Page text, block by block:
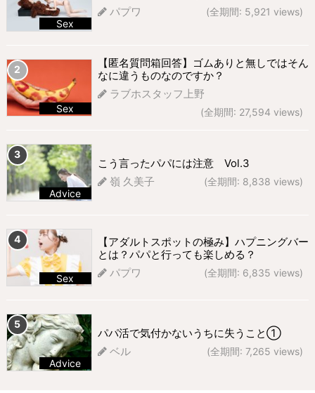
Sex
パプワ
(全期間: 5,921 views)
Sex
【匿名質問箱回答】ゴムありと無しではそん
なに違うものなのですか？
ラブホスタッフ上野
(全期間: 27,594 views)
Advice
こう言ったパパには注意 Vol.3
嶺 久美子
(全期間: 8,838 views)
Sex
【アダルトスポットの極み】ハプニングバー
とは？パパと行っても楽しめる？
パプワ
(全期間: 6,835 views)
Advice
パパ活で気付かないうちに失うこと①
ベル
(全期間: 7,265 views)